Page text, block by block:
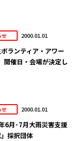
せ 2000.01.01
ボランティア・アワー
開催日・会場が決定し
せ 2000.01.01
6月･7月大雨災害支援
採択団体